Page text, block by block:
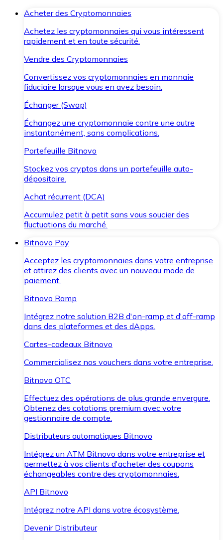
Acheter des Cryptomonnaies
Achetez les cryptomonnaies qui vous intéressent
rapidement et en toute sécurité.
Vendre des Cryptomonnaies
Convertissez vos cryptomonnaies en monnaie
fiduciaire lorsque vous en avez besoin.
Échanger (Swap)
Échangez une cryptomonnaie contre une autre
instantanément, sans complications.
Portefeuille Bitnovo
Stockez vos cryptos dans un portefeuille auto-
dépositaire.
Achat récurrent (DCA)
Accumulez petit à petit sans vous soucier des
fluctuations du marché.
Bitnovo Pay
Acceptez les cryptomonnaies dans votre entreprise
et attirez des clients avec un nouveau mode de
paiement.
Bitnovo Ramp
Intégrez notre solution B2B d'on-ramp et d'off-ramp
dans des plateformes et des dApps.
Cartes-cadeaux Bitnovo
Commercialisez nos vouchers dans votre entreprise.
Bitnovo OTC
Effectuez des opérations de plus grande envergure.
Obtenez des cotations premium avec votre
gestionnaire de compte.
Distributeurs automatiques Bitnovo
Intégrez un ATM Bitnovo dans votre entreprise et
permettez à vos clients d'acheter des coupons
échangeables contre des cryptomonnaies.
API Bitnovo
Intégrez notre API dans votre écosystème.
Devenir Distributeur